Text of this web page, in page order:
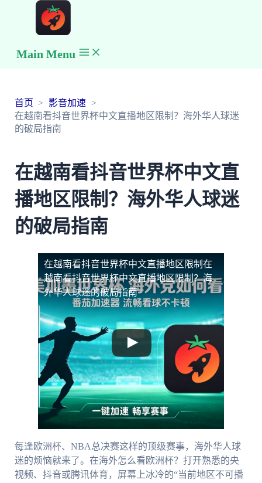
Main Menu
首页
影音加速
在越南看抖音世界杯中文直播地区限制？海外华人球迷
的破局指南
在越南看抖音世界杯中文直
播地区限制？海外华人球迷
的破局指南
在越南看抖音世界杯中文直播地区限制 在
越南看抖音世界杯中文直播地区限制？海
外华人球迷的破局指南
每逢欧洲杯、NBA总决赛这样的顶级赛事，海外华人球
迷的烦恼就来了。在海外怎么看欧洲杯？打开熟悉的央
视频、抖音或腾讯体育，屏幕上冰冷的“当前地区不可播